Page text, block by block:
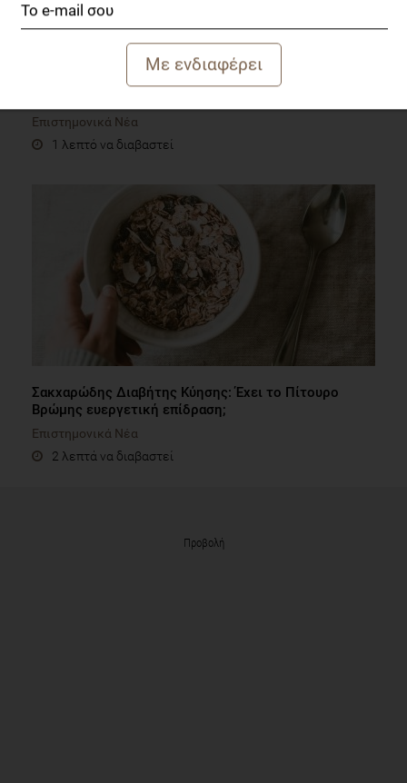
Θερμαινόμενο αραβοσιτέλαιο και 2,4-Δεκαδιένιο
καταστέλλουν τη γαστρική κένωση και την
Επιστημονικά Νέα
1 λεπτό να διαβαστεί
Σακχαρώδης Διαβήτης Κύησης: Έχει το Πίτουρο
Βρώμης ευεργετική επίδραση;
Επιστημονικά Νέα
2 λεπτά να διαβαστεί
Προβολή